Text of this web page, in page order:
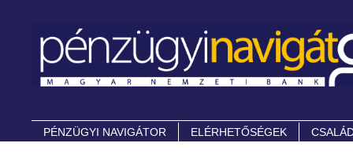
PÉNZÜGYI NAVIGÁTOR ELÉRHETŐSÉGEK